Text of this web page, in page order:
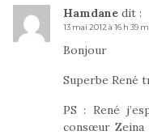
Hamdane dit :
13 mai 2012 à 16 h 39
Bonjour
Superbe René
PS : René
consœur Zeina